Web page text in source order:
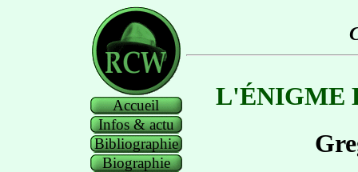
Accueil
Infos & actu
Bibliographie
Biographie
L'ÉNIGME